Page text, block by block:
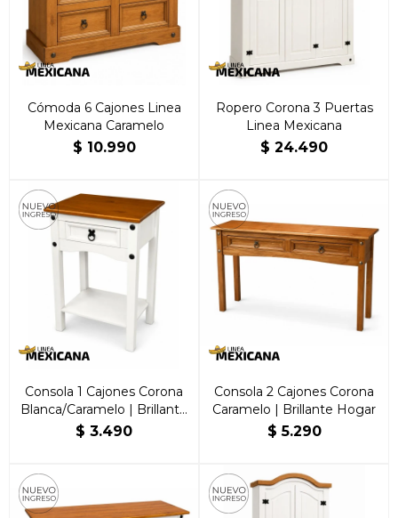
Cómoda 6 Cajones Linea
Mexicana Caramelo
$ 10.990
Ropero Corona 3 Puertas
Linea Mexicana
$ 24.490
Consola 1 Cajones Corona
Blanca/Caramelo | Brillante
Hogar
$ 3.490
Consola 2 Cajones Corona
Caramelo | Brillante Hogar
$ 5.290